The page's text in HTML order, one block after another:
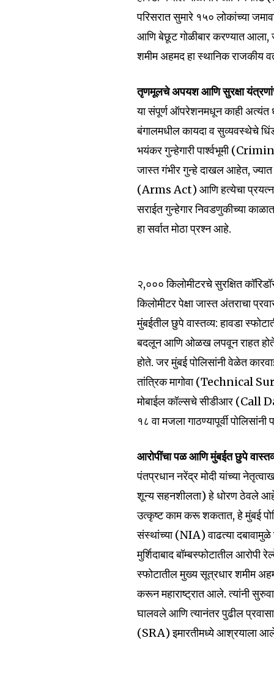
Join our
SUBSCRIBERS
of the
To subscribe, simply enter
the subscribe button below.
won't spam your inbox. Your
6,300
परिसरात सुमारे १५० लोकांच्या
आणि बेछूट गोळीबार करण्यात आला,
शमीम अहमद हा स्थानिक राजकीय
तृणमूलचे अपयश आणि सुरक्षा
या संपूर्ण ऑपरेशनमधून काही अत्यंत
बंगालमधील कायदा व सुव्यवस्थेचे
भयंकर गुन्हेगारी पार्श्वभूमी
जास्त गंभीर गुन्हे दाखल आहेत,
(Arms Act) आणि हत्येचा
सराईत गुन्हेगार निवडणुकीच्या
हा सर्वात मोठा प्रश्न आहे.
२,००० किलोमीटरचे सुरक्षित
किलोमीटर पेक्षा जास्त अंतराचा
मुंबईतील छुपे वास्तव्य: हावडा
बदलून आणि ओळख लपवून राहत होते.
होते. जर मुंबई पोलिसांनी वेळेत
तांत्रिक मागोवा (Technical
मोबाईल कॉल्सचे सीडीआर (Call
१८ वा मजला गाठण्यापूर्वी
आरोपींचा पळ आणि मुंबईत छुपे
पंतप्रधान नरेंद्र मोदी यांच्या
शून्य सहनशीलता) हे धोरण ठेवले आहे.
उत्कृष्ट काम करू शकतात, हे मुंबई
संस्थांच्या (NIA) वाढत्या
मुर्शिदाबाद बॉम्बस्फोटातील
स्फोटातील मुख्य सूत्रधार शमीम
करून महाराष्ट्रात आले. त्यांनी
घालवले आणि त्यानंतर पुढील
(SRA) इमारतीमध्ये आश्रयाला